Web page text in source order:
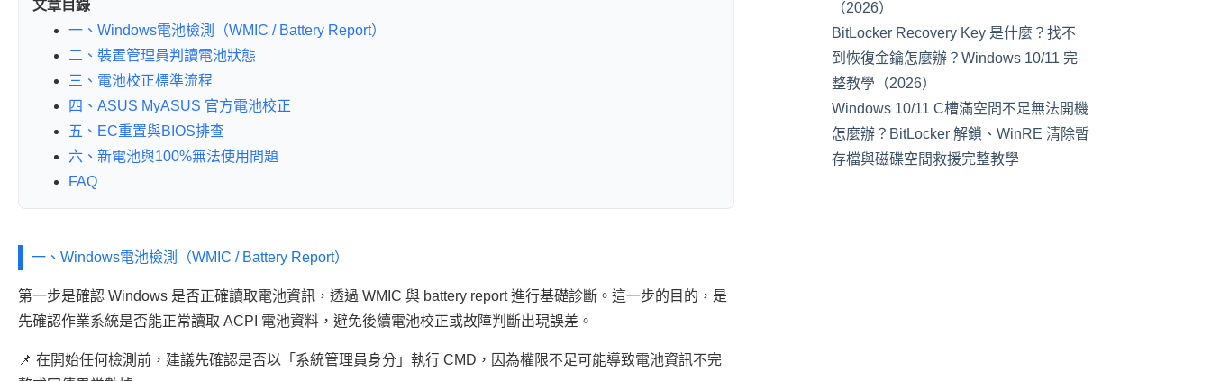
k
文章目錄
一、Windows電池檢測（WMIC / Battery Report）
二、裝置管理員判讀電池狀態
三、電池校正標準流程
四、ASUS MyASUS 官方電池校正
五、EC重置與BIOS排查
六、新電池與100%無法使用問題
FAQ
一、Windows電池檢測（WMIC / Battery Report）
第一步是確認 Windows 是否正確讀取電池資訊，透過 WMIC 與 battery report 進行基礎診斷。這一步的目的，是
先確認作業系統是否能正常讀取 ACPI 電池資料，避免後續電池校正或故障判斷出現誤差。
📌 在開始任何檢測前，建議先確認是否以「系統管理員身分」執行 CMD，因為權限不足可能導致電池資訊不完
（2026）
BitLocker Recovery Key 是什麼？找不
到恢復金鑰怎麼辦？Windows 10/11 完
整教學（2026）
Windows 10/11 C槽滿空間不足無法開機
怎麼辦？BitLocker 解鎖、WinRE 清除暫
存檔與磁碟空間救援完整教學